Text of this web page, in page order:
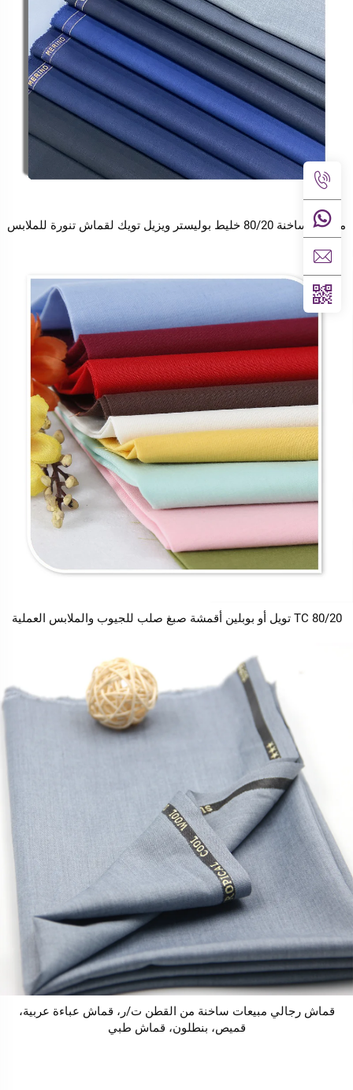
مبيعات ساخنة 80/20 خليط بوليستر ويزيل تويك لقماش تنورة للملابس
TC 80/20 تويل أو بوبلين أقمشة صبغ صلب للجيوب والملابس العملية
قماش رجالي مبيعات ساخنة من القطن ت/ر، قماش عباءة عربية،
قميص، بنطلون، قماش طبي